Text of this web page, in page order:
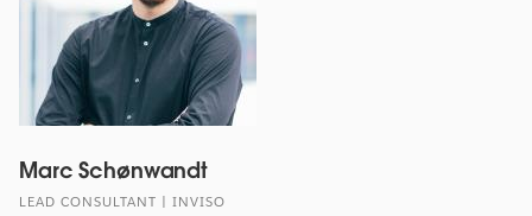
Marc Schønwandt
LEAD CONSULTANT | INVISO